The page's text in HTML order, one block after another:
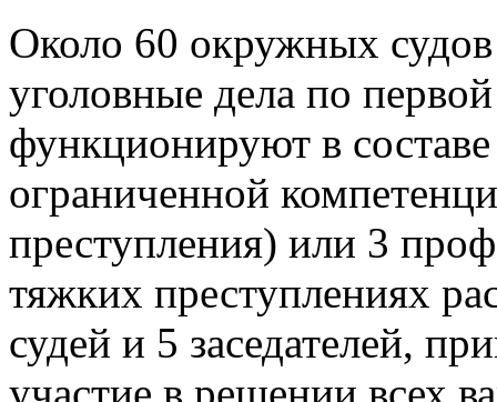
Около 60 окружных
уголовные дела по
функционируют в
ограниченной
преступления) или 3
тяжких преступлениях
судей и 5 заседателей,
участие в решении всех